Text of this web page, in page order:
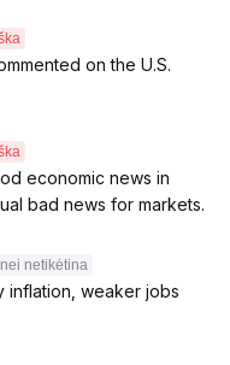
on the U.S.
economic news in
bad news for markets.
netikėtina
inflation, weaker jobs